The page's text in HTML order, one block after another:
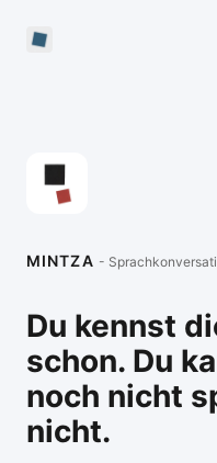
MINTZA -
Du kennst
schon. Du
noch nicht
nicht.